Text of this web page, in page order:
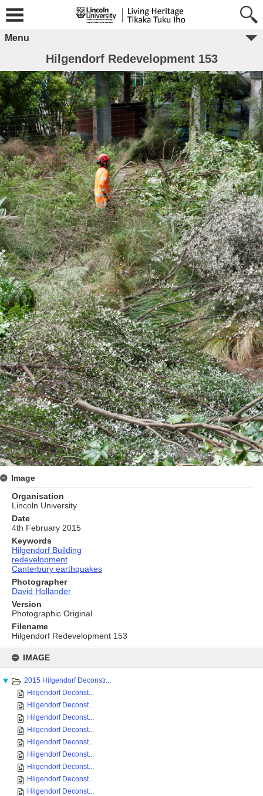
content
IMAGE
2015 Hilgendorf Deconstr...
Hilgendorf Deconst...
Hilgendorf Deconst...
Hilgendorf Deconst...
Hilgendorf Deconst...
Hilgendorf Deconst...
Hilgendorf Deconst...
Hilgendorf Deconst...
Hilgendorf Deconst...
Hilgendorf Deconst...
Menu
Hilgendorf Redevelopment 153
Image
Organisation
Lincoln University
Date
4th February 2015
Keywords
Hilgendorf Building
redevelopment
Canterbury earthquakes
Photographer
David Hollander
Version
Photographic Original
Filename
Hilgendorf Redevelopment 153